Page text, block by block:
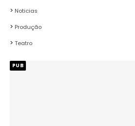
Noticias
Produção
Teatro
PUB